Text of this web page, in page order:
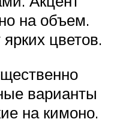
на объем.
цветов.
варианты
на кимоно.